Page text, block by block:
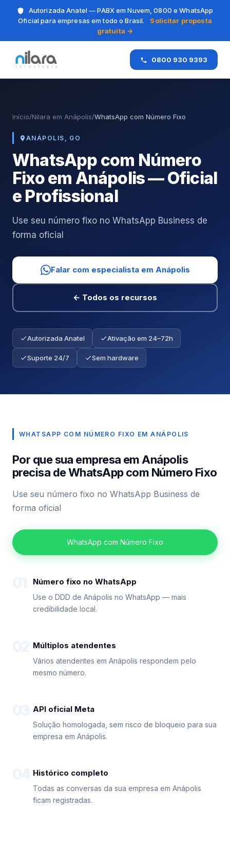
Autorizada Anatel — PABX em Nuvem, 0800 e WhatsApp
Oficial para empresas em todo o Brasil.
Solicitar proposta
gratuita →
0800 930 9393
Início/Nilara em Anápolis/WhatsApp com Número Fixo
ANÁPOLIS, GO
WhatsApp com Número
Fixo em Anápolis — Oficial
e Profissional
Use seu número fixo no WhatsApp Business de
forma oficial
Falar com especialista em Anápolis
← Todos os recursos
Autorizada Anatel Ativação em 24–72h
Suporte 24/7 Sem hardware
WHATSAPP COM NÚMERO FIXO EM ANÁPOLIS
Por que sua empresa em Anápolis
precisa de WhatsApp com Número Fixo
Use seu número fixo no WhatsApp Business de
forma oficial
WhatsApp com Número Fixo
Número fixo no WhatsApp
Use o DDD de Anápolis no WhatsApp — mais
credibilidade local.
Múltiplos atendentes
Vários atendentes em Anápolis respondem pelo
mesmo número.
API oficial Meta
Solução homologada, sem risco de bloqueio para sua
empresa em Anápolis.
Histórico completo
Todas as conversas da sua empresa em Anápolis
ficam registradas.